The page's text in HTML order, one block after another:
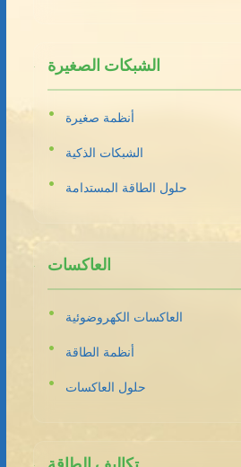
الشبكات الصغيرة
أنظمة صغيرة
الشبكات الذكية
حلول الطاقة المستدامة
العاكسات
العاكسات الكهروضوئية
أنظمة الطاقة
حلول العاكسات